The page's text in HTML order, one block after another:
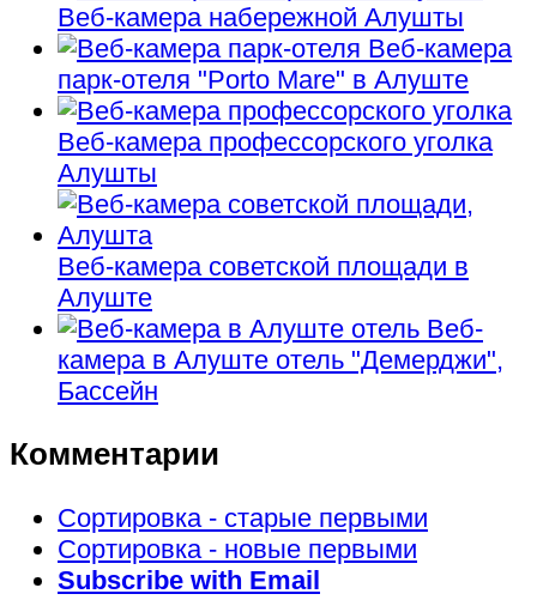
Веб-камера набережной Алушты
Веб-камера
парк-отеля "Porto Mare" в Алуште
Веб-камера профессорского уголка
Алушты
Веб-камера советской площади в
Алуште
Веб-
камера в Алуште отель "Демерджи",
Бассейн
Комментарии
Сортировка - старые первыми
Сортировка - новые первыми
Subscribe with Email